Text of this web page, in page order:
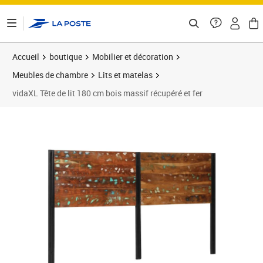
Accueil boutique
Mobilier et décoration
Meubles de chambre
Lits et matelas
vidaXL Tête de lit 180 cm bois massif récupéré et fer